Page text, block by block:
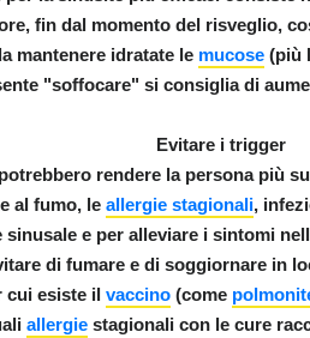
, fin dal momento del risveglio,
mantenere idratate le mucose(più
"soffocare" si consiglia di
Evitare i trigger
rendere la persona più
al fumo, le allergie stagionali,
e per alleviare i sintomi
di fumare e di soggiornare in
cui esiste il vaccino (come
allergie stagionali con le cure